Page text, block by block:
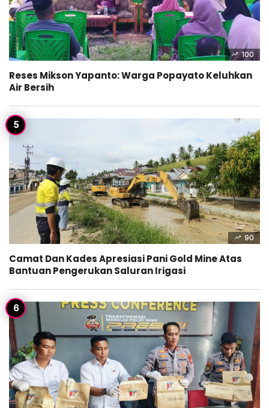
100
Reses Mikson Yapanto: Warga Popayato Keluhkan
Air Bersih
90
Camat Dan Kades Apresiasi Pani Gold Mine Atas
Bantuan Pengerukan Saluran Irigasi